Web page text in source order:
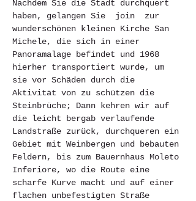
Nachdem Sie die Stadt durchquert
haben, gelangen Sie  join  zur
wunderschönen kleinen Kirche San
Michele, die sich in einer
Panoramalage befindet und 1968
hierher transportiert wurde, um
sie vor Schäden durch die
Aktivität von zu schützen die
Steinbrüche; Dann kehren wir auf
die leicht bergab verlaufende
Landstraße zurück, durchqueren ein
Gebiet mit Weinbergen und bebauten
Feldern, bis zum Bauernhaus Moleto
Inferiore, wo die Route eine
scharfe Kurve macht und auf einer
flachen unbefestigten Straße